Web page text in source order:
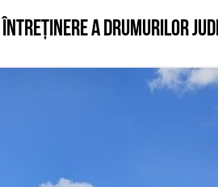
a drumurilor